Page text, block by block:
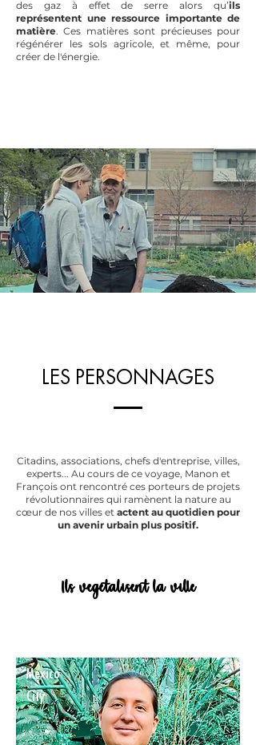
des gaz à effet de serre alors qu’ils
représentent une ressource importante de
matière. Ces matières sont précieuses pour
régénérer les sols agricole, et même, pour
créer de l'énergie.
LES PERSONNAGES
Citadins, associations, chefs d'entreprise, villes,
experts... Au cours de ce voyage, Manon et
François ont rencontré ces porteurs de projets
révolutionnaires qui ramènent la nature au
cœur de nos villes et actent au quotidien pour
un avenir urbain plus positif.
Ils végétalisent la ville
Mexico
City